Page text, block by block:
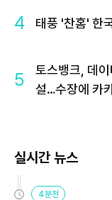
4 태풍 '찬홈' 한
5
토스뱅크, 데
설…수장에 카
실시간 뉴스
4분전